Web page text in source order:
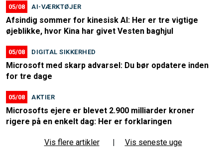
05/08 AI-VÆRKTØJER
Afsindig sommer for kinesisk AI: Her er tre vigtige
øjeblikke, hvor Kina har givet Vesten baghjul
05/08 DIGITAL SIKKERHED
Microsoft med skarp advarsel: Du bør opdatere inden
for tre dage
05/08 AKTIER
Microsofts ejere er blevet 2.900 milliarder kroner
rigere på en enkelt dag: Her er forklaringen
Vis flere artikler | Vis seneste uge